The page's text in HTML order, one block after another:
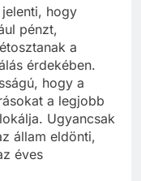
hogy
pénzt,
a
érdekében.
hogy a
a legjobb
Ugyancsak
állam eldönti,
éves